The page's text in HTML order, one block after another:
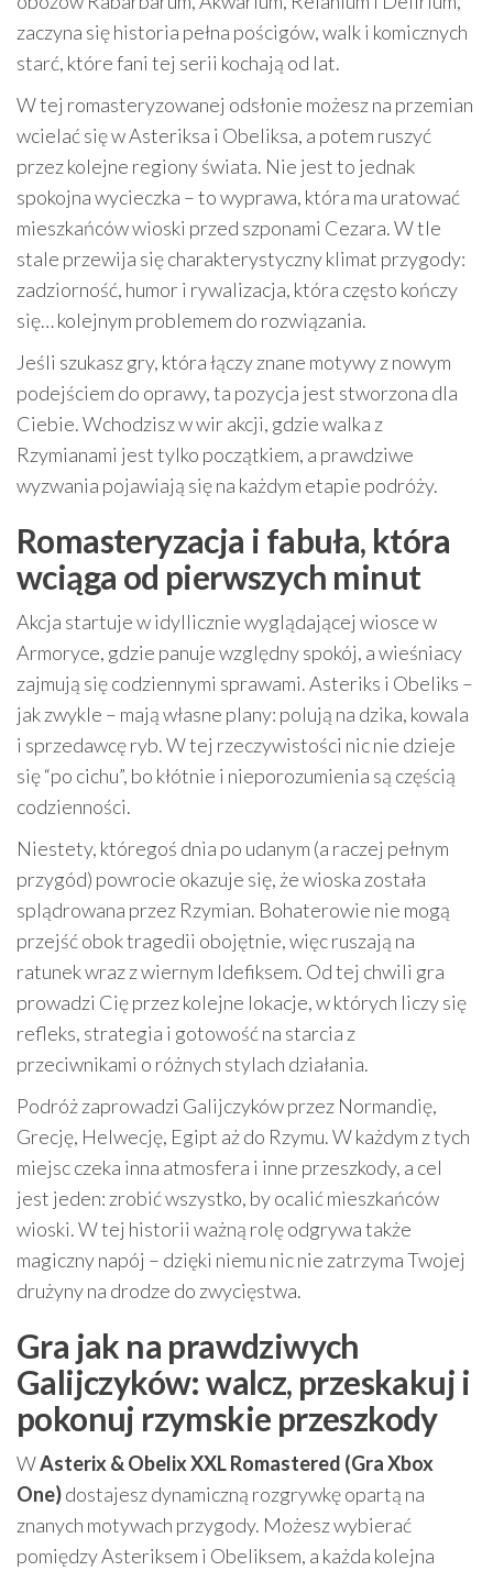
zaczyna się historia pełna pościgów, walk i komicznych
starć, które fani tej serii kochają od lat.
W tej romasteryzowanej odsłonie możesz na przemian
wcielać się w Asteriksa i Obeliksa, a potem ruszyć
przez kolejne regiony świata. Nie jest to jednak
spokojna wycieczka – to wyprawa, która ma uratować
mieszkańców wioski przed szponami Cezara. W tle
stale przewija się charakterystyczny klimat przygody:
zadziorność, humor i rywalizacja, która często kończy
się… kolejnym problemem do rozwiązania.
Jeśli szukasz gry, która łączy znane motywy z nowym
podejściem do oprawy, ta pozycja jest stworzona dla
Ciebie. Wchodzisz w wir akcji, gdzie walka z
Rzymianami jest tylko początkiem, a prawdziwe
wyzwania pojawiają się na każdym etapie podróży.
Romasteryzacja i fabuła, która
wciąga od pierwszych minut
Akcja startuje w idyllicznie wyglądającej wiosce w
Armoryce, gdzie panuje względny spokój, a wieśniacy
zajmują się codziennymi sprawami. Asteriks i Obeliks –
jak zwykle – mają własne plany: polują na dzika, kowala
i sprzedawcę ryb. W tej rzeczywistości nic nie dzieje
się “po cichu”, bo kłótnie i nieporozumienia są częścią
codzienności.
Niestety, któregoś dnia po udanym (a raczej pełnym
przygód) powrocie okazuje się, że wioska została
splądrowana przez Rzymian. Bohaterowie nie mogą
przejść obok tragedii obojętnie, więc ruszają na
ratunek wraz z wiernym Idefiksem. Od tej chwili gra
prowadzi Cię przez kolejne lokacje, w których liczy się
refleks, strategia i gotowość na starcia z
przeciwnikami o różnych stylach działania.
Podróż zaprowadzi Galijczyków przez Normandię,
Grecję, Helwecję, Egipt aż do Rzymu. W każdym z tych
miejsc czeka inna atmosfera i inne przeszkody, a cel
jest jeden: zrobić wszystko, by ocalić mieszkańców
wioski. W tej historii ważną rolę odgrywa także
magiczny napój – dzięki niemu nic nie zatrzyma Twojej
drużyny na drodze do zwycięstwa.
Gra jak na prawdziwych
Galijczyków: walcz, przeskakuj i
pokonuj rzymskie przeszkody
WAsterix & Obelix XXL Romastered (Gra Xbox
One)dostajesz dynamiczną rozgrywkę opartą na
znanych motywach przygody. Możesz wybierać
pomiędzy Asteriksem i Obeliksem, a każda kolejna